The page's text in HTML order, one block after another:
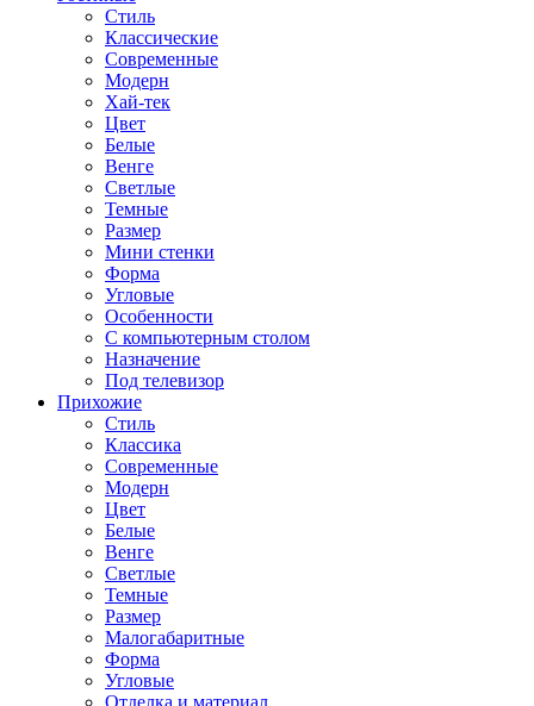
Стиль
Классические
Современные
Модерн
Хай-тек
Цвет
Белые
Венге
Светлые
Темные
Размер
Мини стенки
Форма
Угловые
Особенности
С компьютерным столом
Назначение
Под телевизор
Прихожие
Стиль
Классика
Современные
Модерн
Цвет
Белые
Венге
Светлые
Темные
Размер
Малогабаритные
Форма
Угловые
Отделка и материал